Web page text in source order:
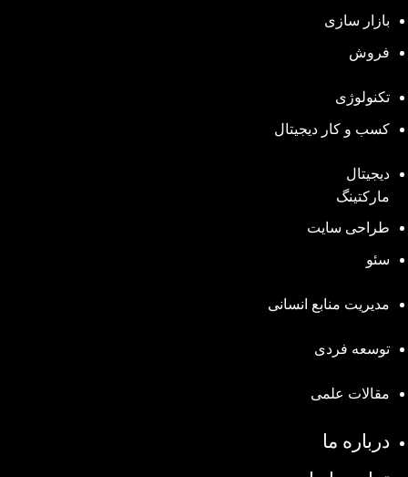
بازار سازی
فروش
تکنولوژی
کسب و کار دیجیتال
دیجیتال
مارکتینگ
طراحی سایت
سئو
مدیریت منابع انسانی
توسعه فردی
مقالات علمی
درباره ما